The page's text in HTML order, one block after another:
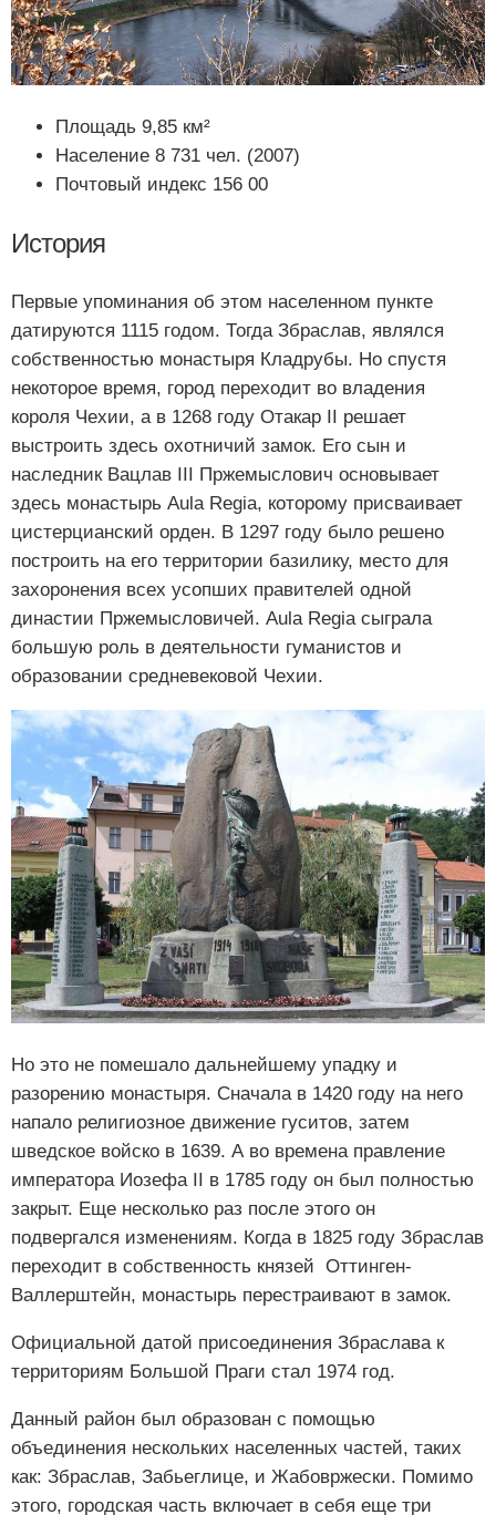
Площадь 9,85 км²
Население 8 731 чел. (2007)
Почтовый индекс 156 00
История
Первые упоминания об этом населенном пункте
датируются 1115 годом. Тогда Збраслав, являлся
собственностью монастыря Кладрубы. Но спустя
некоторое время, город переходит во владения
короля Чехии, а в 1268 году Отакар II решает
выстроить здесь охотничий замок. Его сын и
наследник Вацлав III Пржемыслович основывает
здесь монастырь Aula Regia, которому присваивает
цистерцианский орден. В 1297 году было решено
построить на его территории базилику, место для
захоронения всех усопших правителей одной
династии Пржемысловичей. Aula Regia сыграла
большую роль в деятельности гуманистов и
образовании средневековой Чехии.
Но это не помешало дальнейшему упадку и
разорению монастыря. Сначала в 1420 году на него
напало религиозное движение гуситов, затем
шведское войско в 1639. А во времена правление
императора Иозефа II в 1785 году он был полностью
закрыт. Еще несколько раз после этого он
подвергался изменениям. Когда в 1825 году Збраслав
переходит в собственность князей Оттинген-
Валлерштейн, монастырь перестраивают в замок.
Официальной датой присоединения Збраслава к
территориям Большой Праги стал 1974 год.
Данный район был образован с помощью
объединения нескольких населенных частей, таких
как: Збраслав, Забьеглице, и Жабовржески. Помимо
этого, городская часть включает в себя еще три